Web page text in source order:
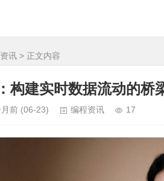
讯 > 正文内容
构建实时数据流动的
前 (06-23) 编程资讯 17